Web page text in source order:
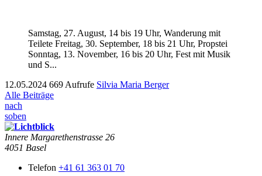
Sam­stag, 27. August, 14 bis 19 Uhr, Wan­derung mit
Teilete Fre­itag, 30. Sep­tem­ber, 18 bis 21 Uhr, Prop­stei
Son­ntag, 13. Novem­ber, 16 bis 20 Uhr, Fest mit Musik
und S...
12.05.2024 669 Aufrufe Silvia Maria Berger
Alle Beiträge
nach
soben
Innere Mar­garethen­strasse 26
4051 Basel
Telefon +41 61 363 01 70